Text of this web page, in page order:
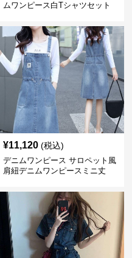
ムワンピース白Tシャツセット
¥11,120 (税込)
デニムワンピース サロペット風
肩紐デニムワンピースミニ丈